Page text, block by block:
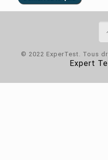
© 2022 ExperTest. Tous
Expert